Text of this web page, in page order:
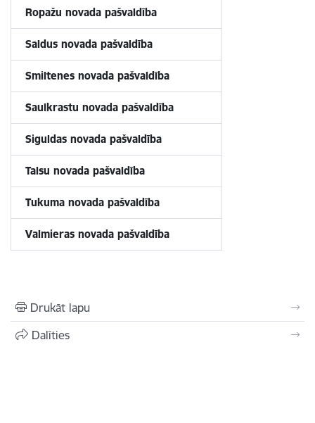
Ropažu novada pašvaldība
Saldus novada pašvaldība
Smiltenes novada pašvaldība
Saulkrastu novada pašvaldība
Siguldas novada pašvaldība
Talsu novada pašvaldība
Tukuma novada pašvaldība
Valmieras novada pašvaldība
Drukāt lapu
Dalīties